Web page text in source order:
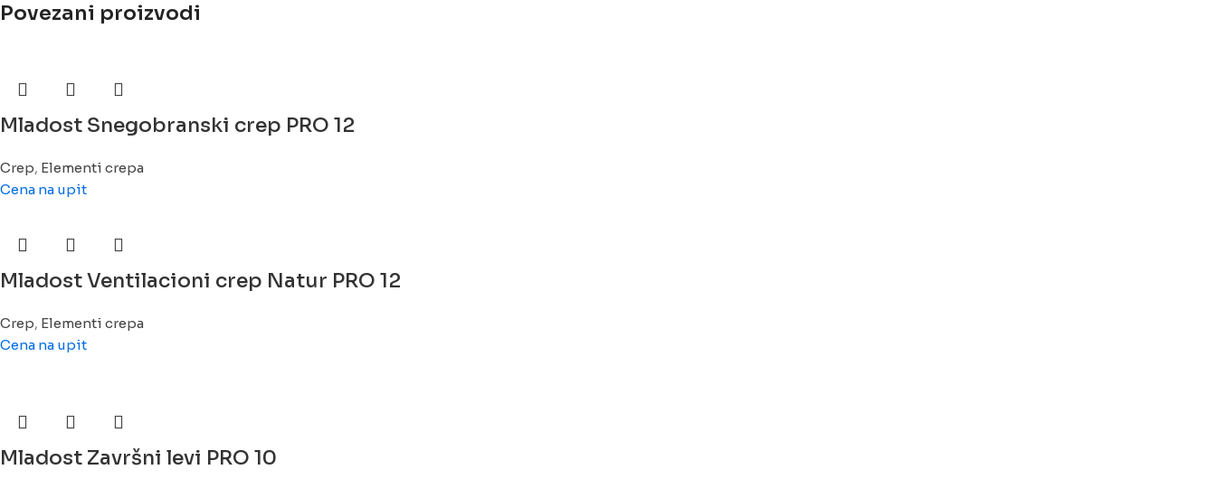
Povezani proizvodi
Mladost Snegobranski crep PRO 12
Crep, Elementi crepa
Cena na upit
Mladost Ventilacioni crep Natur PRO 12
Crep, Elementi crepa
Cena na upit
Mladost Završni levi PRO 10